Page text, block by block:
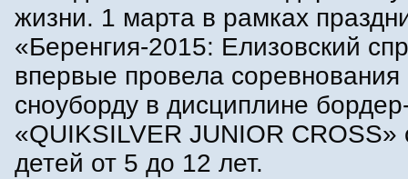
жизни. 1 марта в рамках
«Беренгия-2015: Елизовский
впервые провела соревнования
сноуборду в дисциплине
«QUIKSILVER JUNIOR CROSS»
детей от 5 до 12 лет.